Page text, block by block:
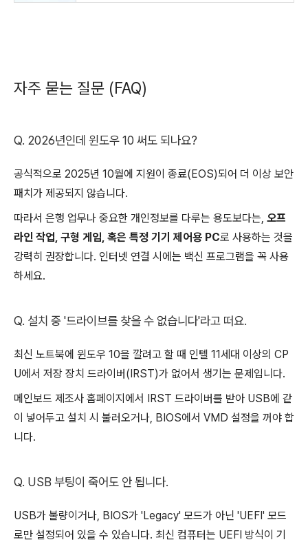
자주 묻는 질문 (FAQ)
Q. 2026년인데 윈도우 10 써도 되나요?
공식적으로 2025년 10월에 지원이 종료(EOS)되어 더 이상 보안
패치가 제공되지 않습니다.
따라서 은행 업무나 중요한 개인정보를 다루는 용도보다는, 오프
라인 작업, 구형 게임, 혹은 특정 기기 제어용 PC로 사용하는 것을
강력히 권장합니다. 인터넷 연결 시에는 백신 프로그램을 꼭 사용
하세요.
Q. 설치 중 '드라이브를 찾을 수 없습니다'라고 떠요.
최신 노트북에 윈도우 10을 깔려고 할 때 인텔 11세대 이상의 CP
U에서 저장 장치 드라이버(IRST)가 없어서 생기는 문제입니다.
메인보드 제조사 홈페이지에서 IRST 드라이버를 받아 USB에 같
이 넣어두고 설치 시 불러오거나, BIOS에서 VMD 설정을 꺼야 합
니다.
Q. USB 부팅이 죽어도 안 됩니다.
USB가 불량이거나, BIOS가 'Legacy' 모드가 아닌 'UEFI' 모드
로만 설정되어 있을 수 있습니다. 최신 컴퓨터는 UEFI 방식이 기